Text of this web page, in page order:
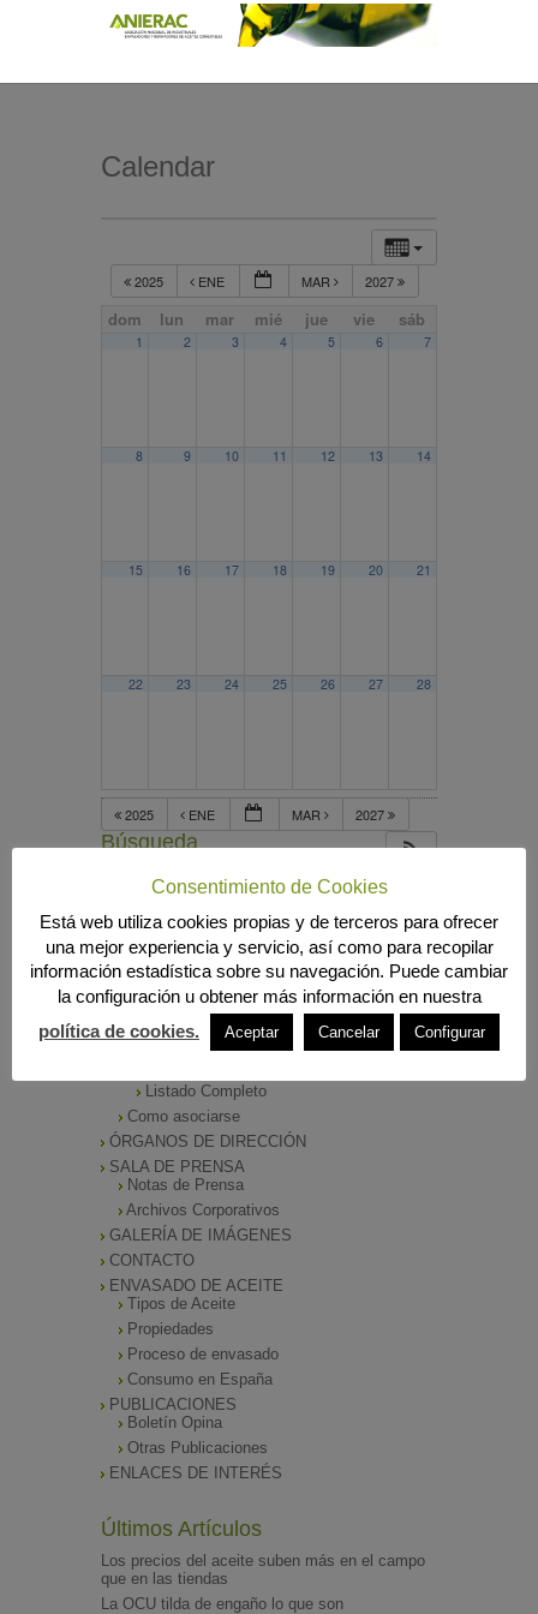
Calendar
2025 ENE MAR 2027
dom lun mar mié jue vie sáb
1 2 3 4 5 6 7
8 9 10 11 12 13 14
15 16 17 18 19 20 21
22 23 24 25 26 27 28
2025 ENE MAR 2027
Búsqueda
MENÚ PRINCIPAL
INICIO
ANIERAC
Presentación
Listado Completo
Como asociarse
ÓRGANOS DE DIRECCIÓN
SALA DE PRENSA
Notas de Prensa
Archivos Corporativos
GALERÍA DE IMÁGENES
CONTACTO
ENVASADO DE ACEITE
Tipos de Aceite
Propiedades
Proceso de envasado
Consumo en España
PUBLICACIONES
Boletín Opina
Otras Publicaciones
ENLACES DE INTERÉS
Últimos Artículos
Los precios del aceite suben más en el campo
que en las tiendas
La OCU tilda de engaño lo que son
Consentimiento de Cookies
Está web utiliza cookies propias y de terceros para ofrecer
una mejor experiencia y servicio, así como para recopilar
información estadística sobre su navegación. Puede cambiar
la configuración u obtener más información en nuestra
política de cookies.
Aceptar Cancelar Configurar